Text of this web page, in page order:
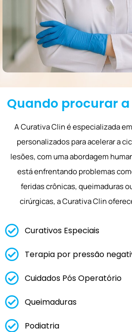
Quando procurar
A Curativa Clin é especializada
personalizados para acelerar a
lesões, com uma abordagem
está enfrentando problemas
feridas crônicas, queimaduras
cirúrgicas, a Curativa Clin
Curativos Especiais
Terapia por pressão
Cuidados Pós Operatório
Queimaduras
Podiatria